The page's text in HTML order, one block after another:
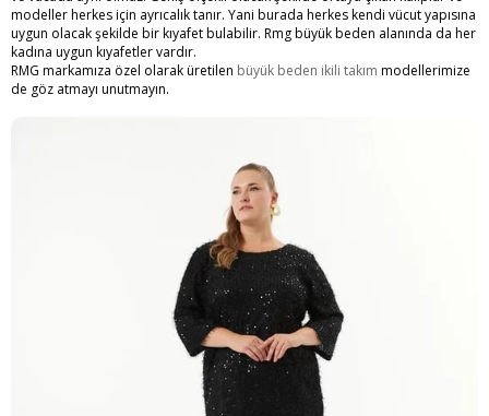
modeller herkes için ayrıcalık tanır. Yani burada herkes kendi vücut yapısına
uygun olacak şekilde bir kıyafet bulabilir. Rmg büyük beden alanında da her
kadına uygun kıyafetler vardır.
RMG markamıza özel olarak üretilen büyük beden ikili takım modellerimize
de göz atmayı unutmayın.